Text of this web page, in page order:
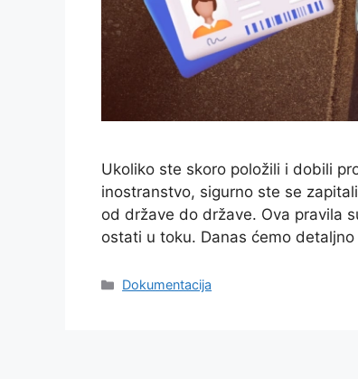
Ukoliko ste skoro položili i dobili
inostranstvo, sigurno ste se
od države do države. Ova pravila
ostati u toku. Danas ćemo
Dokumentacija